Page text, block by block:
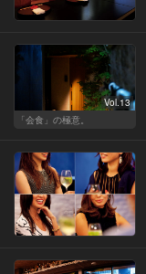
Vol.13
「会食」の極意。